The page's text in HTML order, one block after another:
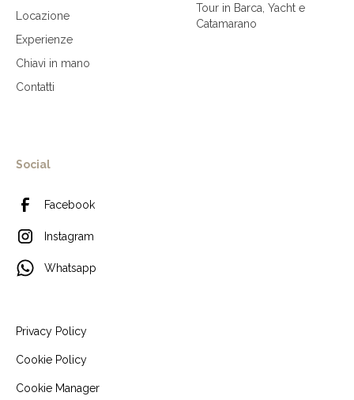
Locazione
Experienze
Chiavi in mano
Contatti
Tour in Barca, Yacht e
Catamarano
Social
Facebook
Instagram
Whatsapp
Privacy Policy
Cookie Policy
Cookie Manager